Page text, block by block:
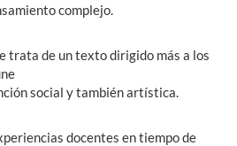
complejo.
trata de un texto dirigido más a los
social y también artística.
docentes en tiempo de